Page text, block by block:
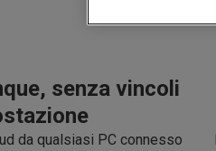
senza vincoli
da qualsiasi PC connesso